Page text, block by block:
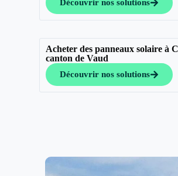
Découvrir nos solutions
Acheter des panneaux solaire à
canton de Vaud
Découvrir nos solutions